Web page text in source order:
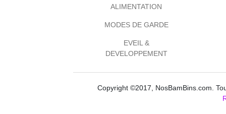
ALIMENTATION
MODES DE GARDE
EVEIL &
DEVELOPPEMENT
Copyright ©2017, NosBamBins.com.